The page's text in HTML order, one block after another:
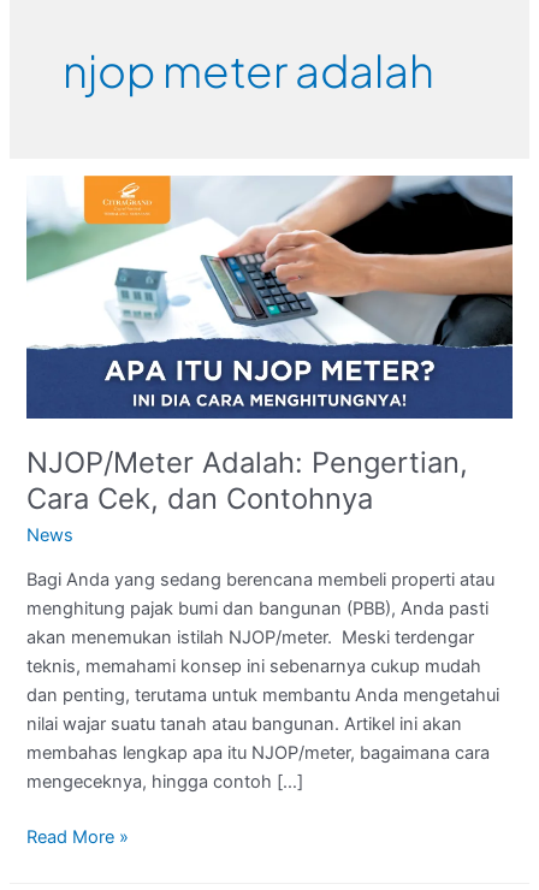
njop meter adalah
NJOP/Meter Adalah: Pengertian,
Cara Cek, dan Contohnya
News
Bagi Anda yang sedang berencana membeli properti atau
menghitung pajak bumi dan bangunan (PBB), Anda pasti
akan menemukan istilah NJOP/meter. Meski terdengar
teknis, memahami konsep ini sebenarnya cukup mudah
dan penting, terutama untuk membantu Anda mengetahui
nilai wajar suatu tanah atau bangunan. Artikel ini akan
membahas lengkap apa itu NJOP/meter, bagaimana cara
mengeceknya, hingga contoh […]
NJOP/Meter
Adalah:
Pengertian,
Cara
Contohnya
Read More »